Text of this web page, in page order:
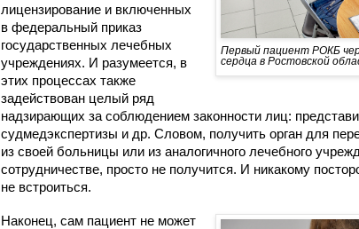
Первый пациент РОКБ
сердца в Ростовской
лицензирование и включенных
в федеральный приказ
государственных лечебных
учреждениях. И разумеется, в
этих процессах также
задействован целый ряд
надзирающих за соблюдением законности лиц:
судмедэкспертизы и др. Словом, получить орган для
из своей больницы или из аналогичного лечебного
сотрудничестве, просто не получится. И никакому
не встроиться.
Наконец, сам пациент не может